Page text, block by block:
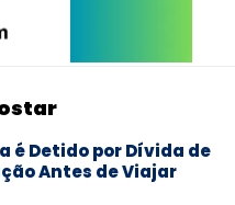
é Detido por Dívida de
Antes de Viajar